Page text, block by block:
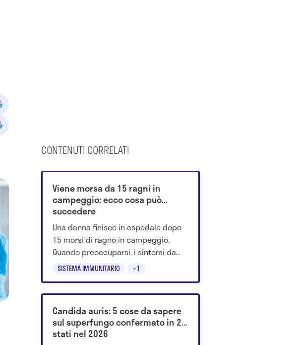
CONTENUTI CORRELATI
SISTEMA IMMUNITARIO +1
Viene morsa da 15 ragni in
campeggio: ecco cosa può
succedere
Una donna finisce in ospedale dopo
15 morsi di ragno in campeggio.
Quando preoccuparsi, i sintomi da
riconoscere e cosa fare subito.
Candida auris: 5 cose da sapere
sul superfungo confermato in 26
stati nel 2026